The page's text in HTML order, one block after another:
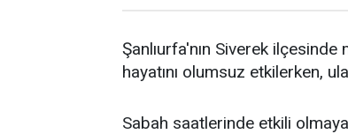
Şanlıurfa'nın Siverek ilçesinde
hayatını olumsuz etkilerken,
Sabah saatlerinde etkili